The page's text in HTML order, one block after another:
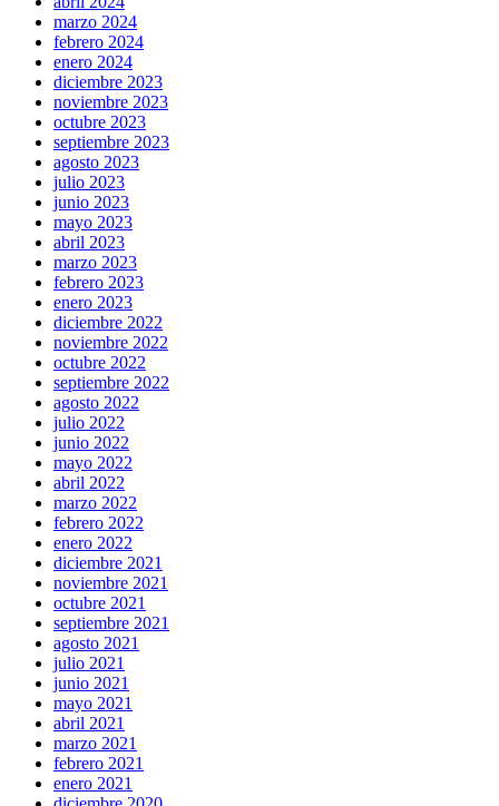
marzo 2024
febrero 2024
enero 2024
diciembre 2023
noviembre 2023
octubre 2023
septiembre 2023
agosto 2023
julio 2023
junio 2023
mayo 2023
abril 2023
marzo 2023
febrero 2023
enero 2023
diciembre 2022
noviembre 2022
octubre 2022
septiembre 2022
agosto 2022
julio 2022
junio 2022
mayo 2022
abril 2022
marzo 2022
febrero 2022
enero 2022
diciembre 2021
noviembre 2021
octubre 2021
septiembre 2021
agosto 2021
julio 2021
junio 2021
mayo 2021
abril 2021
marzo 2021
febrero 2021
enero 2021